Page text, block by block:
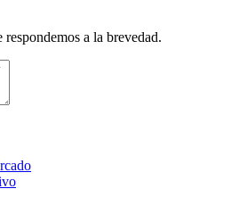
a la brevedad.